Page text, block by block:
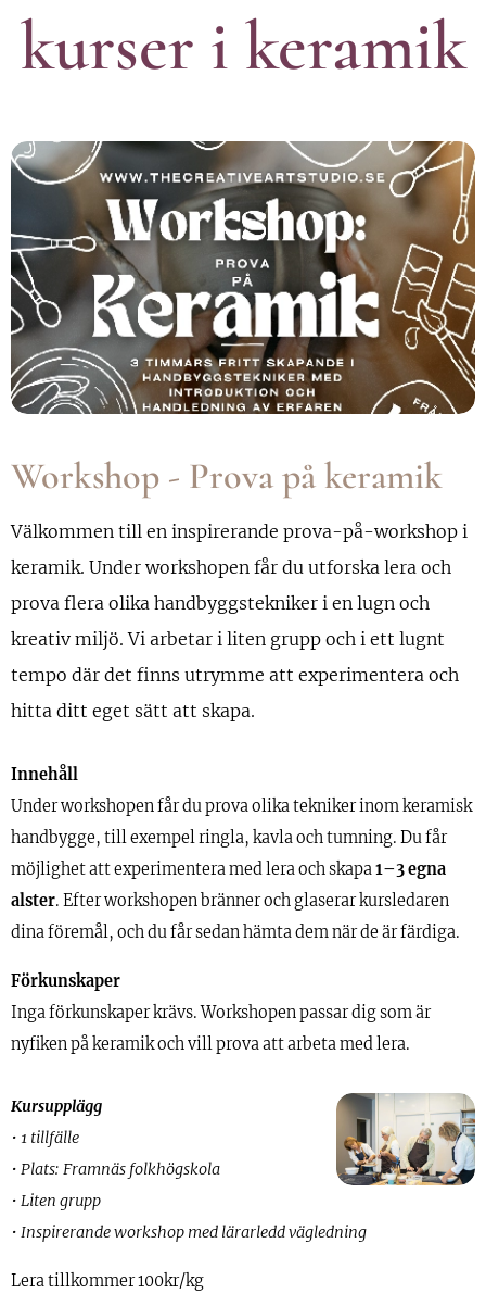
kurser i keramik
Workshop - Prova på keramik
Välkommen till en inspirerande prova-på-workshop i
keramik. Under workshopen får du utforska lera och
prova flera olika handbyggstekniker i en lugn och
kreativ miljö. Vi arbetar i liten grupp och i ett lugnt
tempo där det finns utrymme att experimentera och
hitta ditt eget sätt att skapa.
Innehåll
Under workshopen får du prova olika tekniker inom keramisk
handbygge, till exempel ringla, kavla och tumning. Du får
möjlighet att experimentera med lera och skapa1–3 egna
alster. Efter workshopen bränner och glaserar kursledaren
dina föremål, och du får sedan hämta dem när de är färdiga.
Förkunskaper
Inga förkunskaper krävs. Workshopen passar dig som är
nyfiken på keramik och vill prova att arbeta med lera.
Kursupplägg
• 1 tillfälle
• Plats: Framnäs folkhögskola
• Liten grupp
• Inspirerande workshop med lärarledd vägledning
Lera tillkommer 100kr/kg